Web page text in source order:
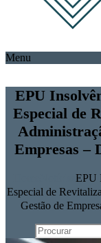
Menu
EPU
Especial de
Empresas –
EPU
Especial de
Gestão de